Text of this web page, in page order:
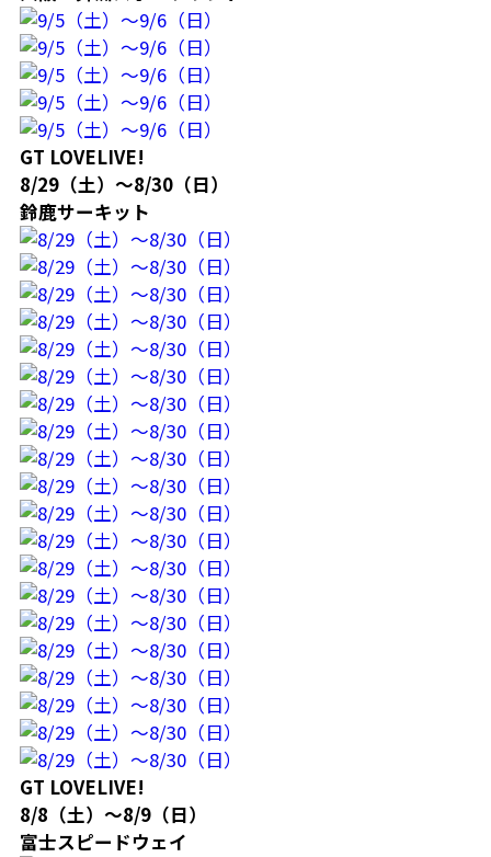
GT LOVELIVE!
8/29（土）～8/30（日）
鈴鹿サーキット
GT LOVELIVE!
8/8（土）～8/9（日）
富士スピードウェイ